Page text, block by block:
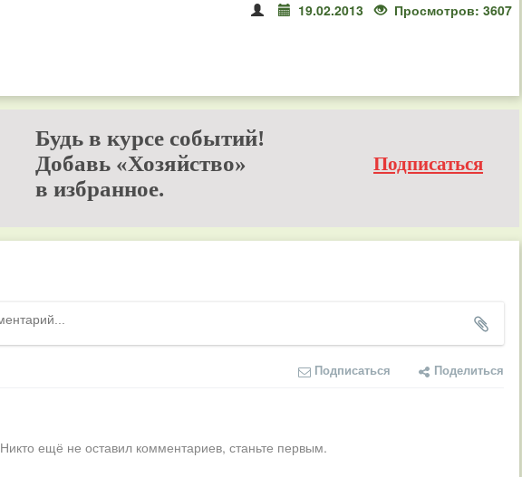
19.02.2013 Просмотров: 3607
Будь в курсе событий!
Добавь «Хозяйство»
в избранное.
Подписаться
Подписаться Поделиться
Никто ещё не оставил комментариев, станьте первым.